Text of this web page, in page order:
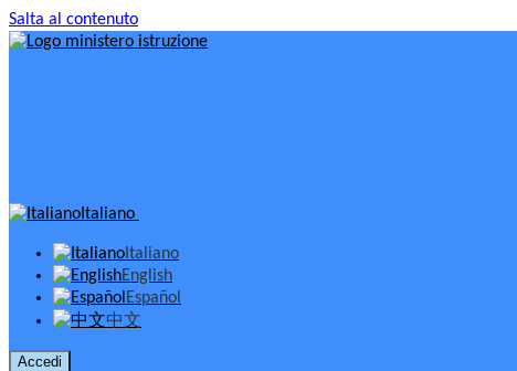
Salta al contenuto
Italiano
Italiano
English
Español
中文
Accedi